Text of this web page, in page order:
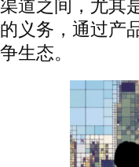
渠道之间，尤其
的义务，通过产
争生态。